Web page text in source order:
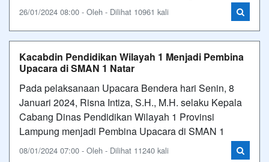
26/01/2024 08:00 - Oleh - Dilihat 10961 kali
Kacabdin Pendidikan Wilayah 1 Menjadi Pembina
Upacara di SMAN 1 Natar
Pada pelaksanaan Upacara Bendera hari Senin, 8
Januari 2024, Risna Intiza, S.H., M.H. selaku Kepala
Cabang Dinas Pendidikan Wilayah 1 Provinsi
Lampung menjadi Pembina Upacara di SMAN 1
08/01/2024 07:00 - Oleh - Dilihat 11240 kali